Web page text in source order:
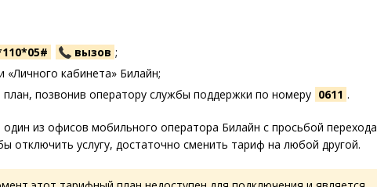
вызов ;
кабинета» Билайн;
позвонив оператору службы поддержки по номеру 0611 .
из офисов мобильного оператора Билайн с просьбой перехода
отключить услугу, достаточно сменить тариф на любой другой.